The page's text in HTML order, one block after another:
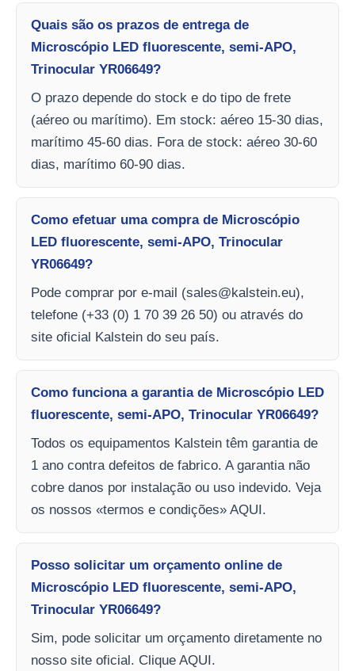
Quais são os prazos de entrega de
Microscópio LED fluorescente, semi-APO,
Trinocular YR06649?
O prazo depende do stock e do tipo de frete
(aéreo ou marítimo). Em stock: aéreo 15-30 dias,
marítimo 45-60 dias. Fora de stock: aéreo 30-60
dias, marítimo 60-90 dias.
Como efetuar uma compra de Microscópio
LED fluorescente, semi-APO, Trinocular
YR06649?
Pode comprar por e-mail (sales@kalstein.eu),
telefone (+33 (0) 1 70 39 26 50) ou através do
site oficial Kalstein do seu país.
Como funciona a garantia de Microscópio LED
fluorescente, semi-APO, Trinocular YR06649?
Todos os equipamentos Kalstein têm garantia de
1 ano contra defeitos de fabrico. A garantia não
cobre danos por instalação ou uso indevido. Veja
os nossos «termos e condições» AQUI.
Posso solicitar um orçamento online de
Microscópio LED fluorescente, semi-APO,
Trinocular YR06649?
Sim, pode solicitar um orçamento diretamente no
nosso site oficial. Clique AQUI.